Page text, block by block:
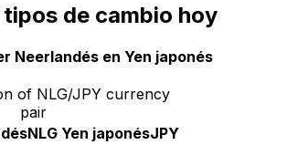
tipos de cambio hoy
Neerlandés en Yen japonés
of NLG/JPY currency
pair
NLG Yen japonésJPY